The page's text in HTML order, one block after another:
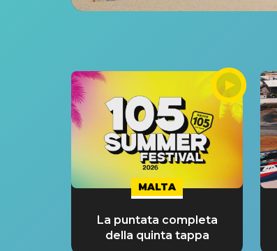
MALTA
La puntata completa
della quinta tappa